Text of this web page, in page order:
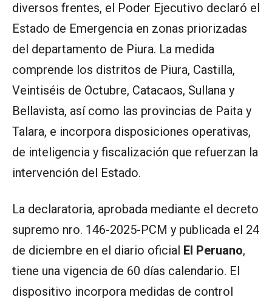
diversos frentes, el Poder Ejecutivo declaró el
Estado de Emergencia en zonas priorizadas
del departamento de Piura. La medida
comprende los distritos de Piura, Castilla,
Veintiséis de Octubre, Catacaos, Sullana y
Bellavista, así como las provincias de Paita y
Talara, e incorpora disposiciones operativas,
de inteligencia y fiscalización que refuerzan la
intervención del Estado.
La declaratoria, aprobada mediante el decreto
supremo nro. 146-2025-PCM y publicada el 24
de diciembre en el diario oficial El Peruano,
tiene una vigencia de 60 días calendario. El
dispositivo incorpora medidas de control